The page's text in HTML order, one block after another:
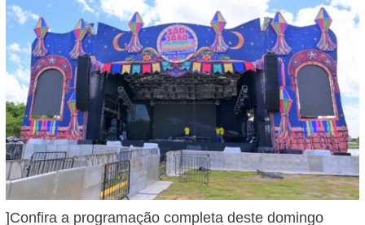
]Confira a programação completa deste domingo